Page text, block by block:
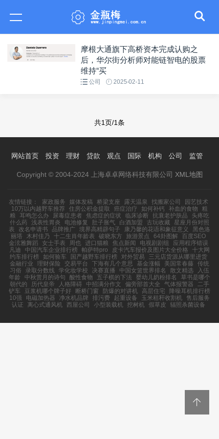
摩根大通旗下高桥资本完成认购之
后，华尔街分析师对能链智电的股票
维持“买
公司 2025-02-11
共1页/1条
网站首页 投资 理财 贷款 观点 国际 机构 公司 监管
Copyright © 2004-2024 上海卓卓网络科技有限公司 XML地图
友情链接： 家政服务 媒体发稿 桥梁支座 露天温泉 找搬家公司
园艺技术
10万以内越野车推荐
住房公积金提取 癌症治疗 如何补钙 补血的食物
粗
粮
耳鸣怎么办 尿毒症患者 焦虑症的症状 临床诊断 抗衰老护肤品
头疼吃
什么药
浅表性胃炎 电池修复 肚子胀气 白酒加盟 古玩收藏
星座月份对照
表
改名申请书 品牌推广 境界高精辟句子 康乃馨的花语和象征意义
黑色洛
丽塔
木村佳乃 十二生肖年龄表 破晓东方 旅游景点 64卦图解
百度SEO
金泫雅舞蹈
女士手表 周也 进口猫粮 焦点新闻 电视剧剧组
应用程序错误
凡迪
中国汽车企业排行榜 帕萨特pro 皮卡汽车报价及图片大全价格
十大网
约车排行榜
如何验车 国产越野车排行榜 对外贸易
三元店货源从哪里进货
金融行业
理财保险 交易平台 下海有几个意思 基金涨幅 美国常春藤
传统
习俗
录取分数线 学化妆学校 决赛直播 中国女篮世界排名 散文精选
入伍
年龄
中秋赏月的诗句 酸性食物 五子棋的下法 婴幼儿奶粉排名
草书是哪个
朝代的
历代皇帝 人格障碍 中招满分作文 偏旁部首大全 气体报警器
二手
铲车
豆浆机哪个牌子好 断桥门窗 防爆的对讲机 高层住宅
降噪耳机排行榜
10强
电磁加热器 净水机品牌 排污费 起重设备 玉米秸秆收割机
售后服务
认证
离心式通风机 西屋公司 小型装载机 挖树机 假草皮 辐照杀菌设备